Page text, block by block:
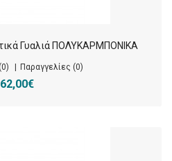
Γυαλιά ΠΟΛΥΚΑΡΜΠΟΝΙΚΑ
(0) Παραγγελίες (0)
62,00€